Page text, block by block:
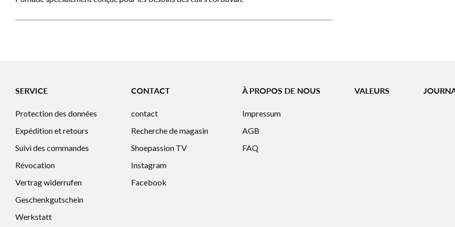
SERVICE
Protection des données
Expédition et retours
Suivi des commandes
Révocation
Vertrag widerrufen
Geschenkgutschein
Werkstatt
CONTACT
contact
Recherche de magasin
Shoepassion TV
Instagram
Facebook
À PROPOS DE NOUS
Impressum
AGB
FAQ
VALEURS